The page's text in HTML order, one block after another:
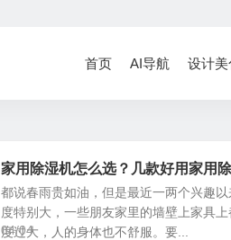
首页 AI导航 设计美
家用除湿机怎么选？几款好用家用
都说春雨贵如油，但是最近一两个兴趣
度特别大，一些朋友家里的墙壁上家具
度过大，人的身体也不舒服。要...
04/04